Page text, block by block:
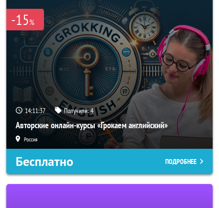
-15%
14:11:37 Получили:4
Авторские онлайн-курсы «Грокаем английский»
Россия
Бесплатно ПОДРОБНЕЕ